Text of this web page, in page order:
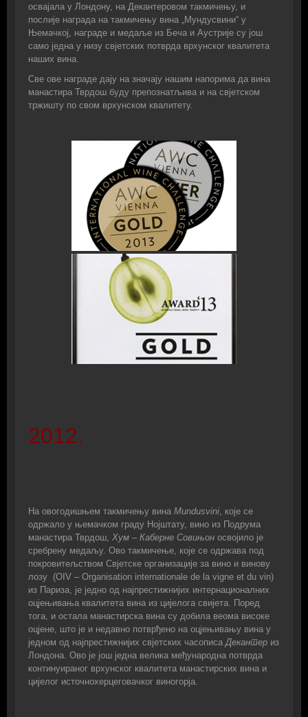
освајала у Лондону, на Декантеровом такмичењу, и
послије награда на такмичењу вина „Мундусвини“ у
Њемачкој, награде и медаље из Беча и Аустрије су још
само једна у низу свјетских потврда врхунског квалитета
наших вина.
Све ове награде дају на значају нашим напорима да вина
манастира Тврдош буду препознатљива и на свјетском
тржишту по свом врхунском квалитету.
2012.
На овогодишњем такмичењу вина Mundusvini које се
одржало у њемачком граду Нојштату, вино из Подрума
манастира Тврдош, Хум – Каберне Совињон освојило је
сребрену медаљу. Ово такмичење, које се одржава под
покровитељством Свјетске организације за вино и винову
лозу (OIV – Organisation internationale de la vigne et du vin)
из Париза, је једно од најпрестижнијих интернационалних
оцјењивања квалитета вина из цијелога свијета Поред
тога, и остала манастирска вина су добила веома високе
оцјене, што је и недавно потврђено на оцјењивању вина у
једном од најпрестижнијих свјетских часописа Декантер из
Лондона. Ово је још једна велика међународна потврда
континуираног врхунског квалитета манастирских вина и
цијелог источнохерцеговачког виногорја.